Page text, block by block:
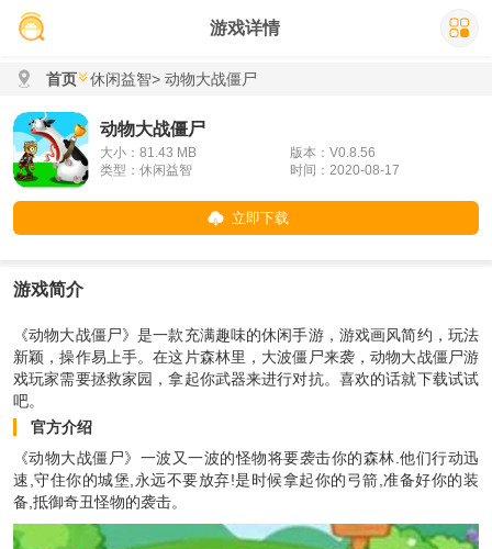
游戏详情
首页 休闲益智> 动物大战僵尸
动物大战僵尸
大小：81.43 MB
版本：V0.8.56
类型：休闲益智
时间：2020-08-17
立即下载
游戏简介
《动物大战僵尸》是一款充满趣味的休闲手游，游戏画风简约，玩法
新颖，操作易上手。在这片森林里，大波僵尸来袭，动物大战僵尸游
戏玩家需要拯救家园，拿起你武器来进行对抗。喜欢的话就下载试试
吧。
官方介绍
《动物大战僵尸》一波又一波的怪物将要袭击你的森林.他们行动迅
速,守住你的城堡,永远不要放弃!是时候拿起你的弓箭,准备好你的装
备,抵御奇丑怪物的袭击。